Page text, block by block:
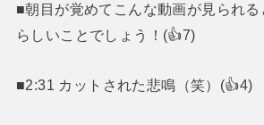
■朝目が覚めてこんな動画が見られ
らしいことでしょう！(👍7)
■2:31 カットされた悲鳴（笑）(👍4)